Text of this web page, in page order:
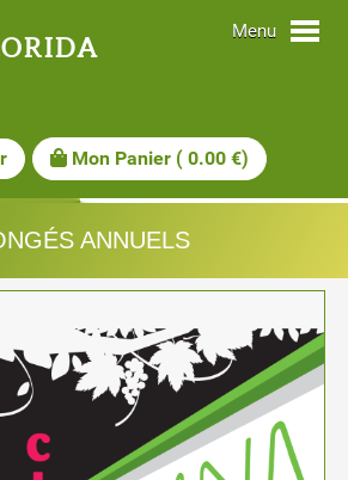
Mon Panier (0.00 €)
Menu
ANNUELS